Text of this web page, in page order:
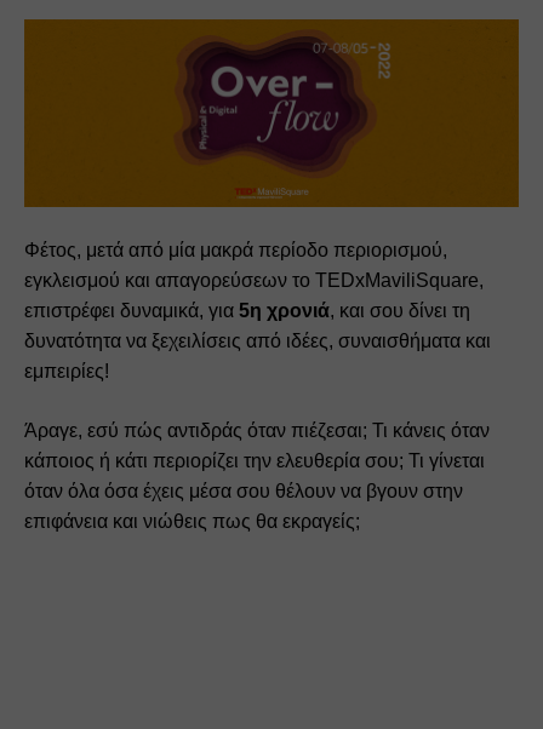
Φέτος, μετά από μία μακρά περίοδο περιορισμού,
εγκλεισμού και απαγορεύσεων το TEDxMaviliSquare,
επιστρέφει δυναμικά, για 5η χρονιά, και σου δίνει τη
δυνατότητα να ξεχειλίσεις από ιδέες, συναισθήματα και
εμπειρίες!
Άραγε, εσύ πώς αντιδράς όταν πιέζεσαι; Τι κάνεις όταν
κάποιος ή κάτι περιορίζει την ελευθερία σου; Τι γίνεται
όταν όλα όσα έχεις μέσα σου θέλουν να βγουν στην
επιφάνεια και νιώθεις πως θα εκραγείς;